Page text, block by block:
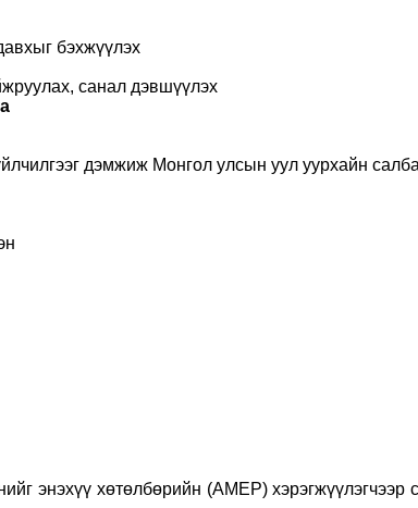
бэхжүүлэх
санал дэвшүүлэх
дэмжиж Монгол улсын уул уурхайн
хөтөлбөрийн (АМЕР) хэрэгжүүлэгчээр